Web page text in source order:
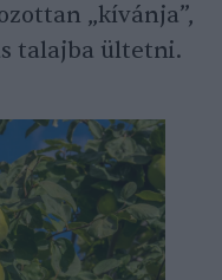
„kívánja”,
talajba ültetni.